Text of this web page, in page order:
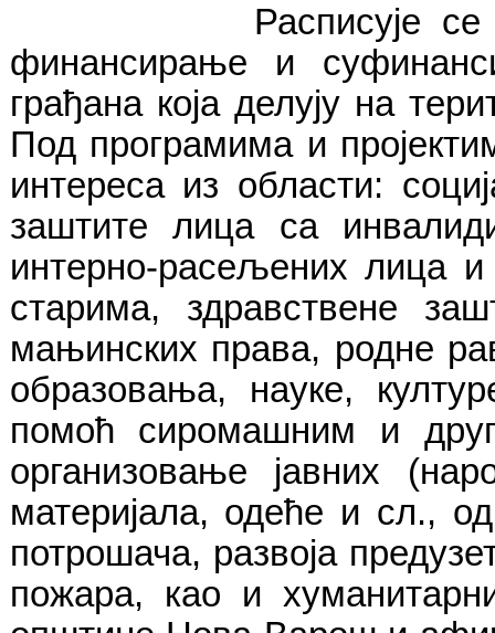
Расписује се
финансирање и
грађана која делују на
Под програмима и
интереса из области:
заштите лица са
интерно-расељених лица
старима, здравствене
мањинских права, родне
образовања, науке,
помоћ сиромашним и
организовање јавних
материјала, одеће и сл.,
потрошача, развоја
пожара, као и